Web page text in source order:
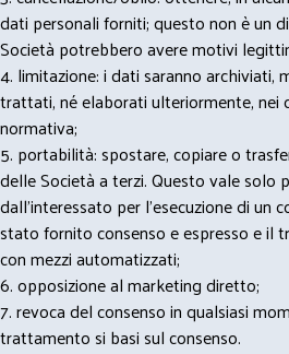
dati personali forniti; questo non è un
Società potrebbero avere motivi
4. limitazione: i dati saranno archiviati,
trattati, né elaborati ulteriormente, nei
normativa;
5. portabilità: spostare, copiare o
delle Società a terzi. Questo vale solo
dall’interessato per l’esecuzione di un
stato fornito consenso e espresso e il
con mezzi automatizzati;
6. opposizione al marketing diretto;
7. revoca del consenso in qualsiasi
trattamento si basi sul consenso.